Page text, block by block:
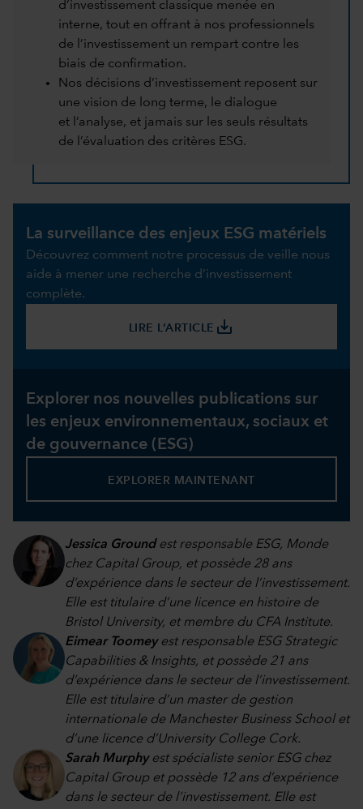
d’investissement classique menée en
interne, tout en offrant à nos professionnels
de l’investissement un rempart contre les
biais de confirmation.
Nos décisions d’investissement reposent sur
une vision de long terme, le dialogue
et l’analyse, et jamais sur les seuls résultats
de l’évaluation des critères ESG.
La surveillance des enjeux ESG matériels
Découvrez comment notre processus de veille nous
aide à mener une recherche d’investissement
complète.
LIRE L’ARTICLE save_alt
Explorer nos nouvelles publications sur
les enjeux environnementaux, sociaux et
de gouvernance (ESG)
EXPLORER MAINTENANT
Jessica Groundest responsable ESG, Monde
chez Capital Group, et possède 28 ans
d’expérience dans le secteur de l’investissement.
Elle est titulaire d’une licence en histoire de
Bristol University, et membre du CFA Institute.
Eimear Toomeyest responsable ESG Strategic
Capabilities & Insights, et possède 21 ans
d’expérience dans le secteur de l’investissement.
Elle est titulaire d’un master de gestion
internationale de Manchester Business School et
d’une licence d’University College Cork.
Sarah Murphyest spécialiste senior ESG chez
Capital Group et possède 12 ans d’expérience
dans le secteur de l’investissement. Elle est